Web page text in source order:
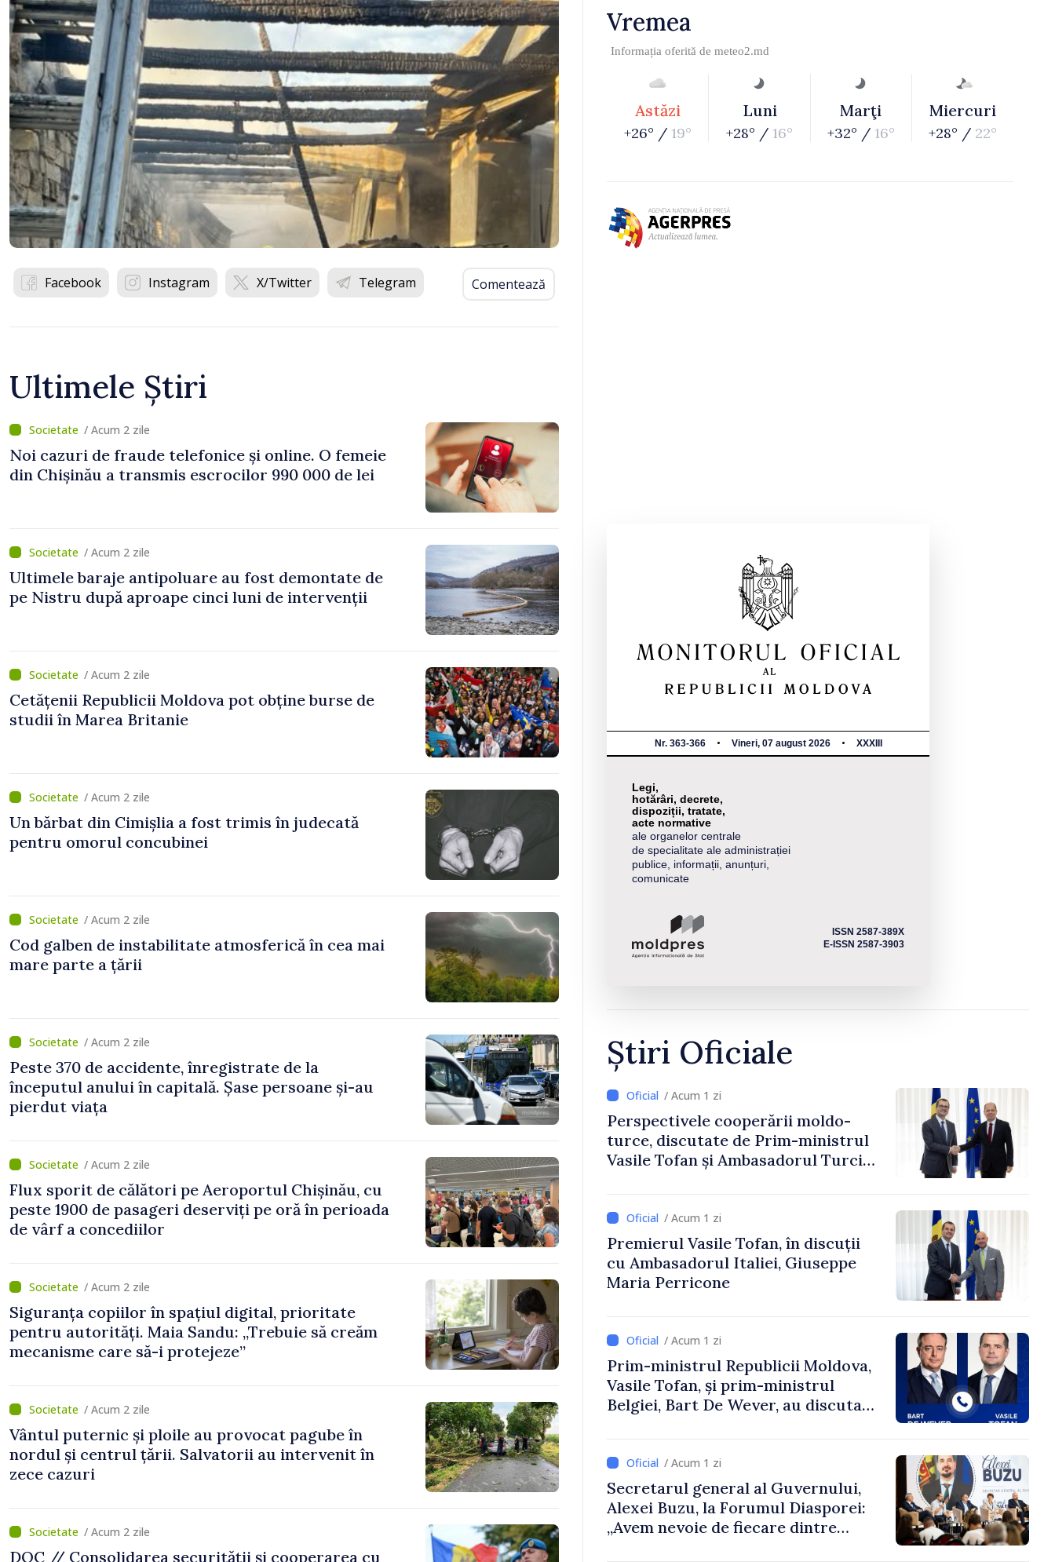
Facebook Instagram X/Twitter Telegram Comentează
Ultimele Știri
/ Acum 2 zile
Noi cazuri de fraude telefonice și online. O femeie
din Chișinău a transmis escrocilor 990 000 de lei
/ Acum 2 zile
Ultimele baraje antipoluare au fost demontate de
pe Nistru după aproape cinci luni de intervenții
/ Acum 2 zile
Cetățenii Republicii Moldova pot obține burse de
studii în Marea Britanie
/ Acum 2 zile
Un bărbat din Cimișlia a fost trimis în judecată
pentru omorul concubinei
/ Acum 2 zile
Cod galben de instabilitate atmosferică în cea mai
mare parte a țării
/ Acum 2 zile
Peste 370 de accidente, înregistrate de la
începutul anului în capitală. Șase persoane și-au
pierdut viața
/ Acum 2 zile
Flux sporit de călători pe Aeroportul Chișinău, cu
peste 1900 de pasageri deserviți pe oră în perioada
de vârf a concediilor
/ Acum 2 zile
Siguranța copiilor în spațiul digital, prioritate
pentru autorități. Maia Sandu: „Trebuie să creăm
mecanisme care să-i protejeze”
/ Acum 2 zile
Vântul puternic și ploile au provocat pagube în
nordul și centrul țării. Salvatorii au intervenit în
zece cazuri
/ Acum 2 zile
DOC // Consolidarea securității și cooperarea cu
Vremea
Informația oferită de meteo2.md
Astăzi
+26° / 19°
Luni
+28° / 16°
Marţi
+32° / 16°
Miercuri
+28° / 22°
Nr. 363-366 Vineri, 07 august 2026 XXXIII
Legi,
hotărâri, decrete,
dispoziții, tratate,
acte normative
ale organelor centrale
de specialitate ale administrației
publice, informații, anunțuri,
comunicate
ISSN 2587-389X
E-ISSN 2587-3903
Știri Oficiale
/ Acum 1 zi
Perspectivele cooperării moldo-
turce, discutate de Prim-ministrul
Vasile Tofan și Ambasadorul Turciei,
/ Acum 1 zi
Premierul Vasile Tofan, în discuții
cu Ambasadorul Italiei, Giuseppe
Maria Perricone
/ Acum 1 zi
Prim-ministrul Republicii Moldova,
Vasile Tofan, și prim-ministrul
Belgiei, Bart De Wever, au discutat
/ Acum 1 zi
Secretarul general al Guvernului,
Alexei Buzu, la Forumul Diasporei:
„Avem nevoie de fiecare dintre